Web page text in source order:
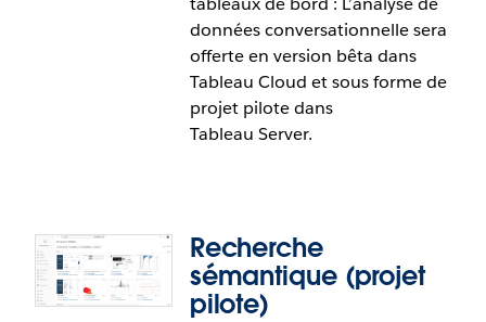
données conversationnelle sera
offerte en version bêta dans
Tableau Cloud et sous forme de
projet pilote dans
Tableau Server.
Recherche
sémantique (projet
pilote)